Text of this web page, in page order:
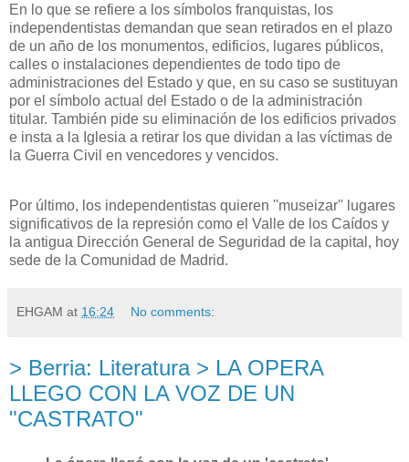
En lo que se refiere a los símbolos franquistas, los
independentistas demandan que sean retirados en el plazo
de un año de los monumentos, edificios, lugares públicos,
calles o instalaciones dependientes de todo tipo de
administraciones del Estado y que, en su caso se sustituyan
por el símbolo actual del Estado o de la administración
titular. También pide su eliminación de los edificios privados
e insta a la Iglesia a retirar los que dividan a las víctimas de
la Guerra Civil en vencedores y vencidos.
Por último, los independentistas quieren ''museizar'' lugares
significativos de la represión como el Valle de los Caídos y
la antigua Dirección General de Seguridad de la capital, hoy
sede de la Comunidad de Madrid.
EHGAM at 16:24 No comments:
> Berria: Literatura > LA OPERA
LLEGO CON LA VOZ DE UN
"CASTRATO"